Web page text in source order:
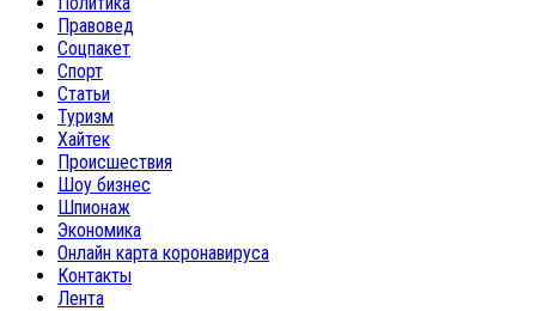
Правовед
Соцпакет
Спорт
Статьи
Туризм
Хайтек
Происшествия
Шоу бизнес
Шпионаж
Экономика
Онлайн карта коронавируса
Контакты
Лента